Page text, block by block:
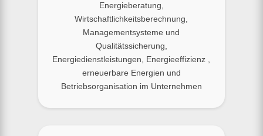
Energieberatung,
Wirtschaftlichkeitsberechnung,
Managementsysteme und
Qualitätssicherung,
Energiedienstleistungen, Energieeffizienz ,
erneuerbare Energien und
Betriebsorganisation im Unternehmen